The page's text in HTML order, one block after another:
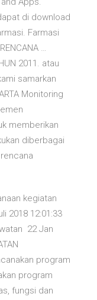
di download
Farmasi
…
2011. atau
samarkan
Monitoring
memberikan
diberbagai
kegiatan
2018 12:01:33
22 Jan
program
program
fungsi dan